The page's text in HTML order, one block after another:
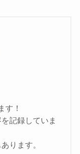
す！
記録していま
ります。